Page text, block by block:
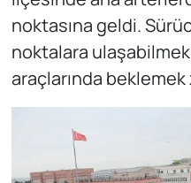
noktasına geldi.
noktalara
araçlarında beklemek